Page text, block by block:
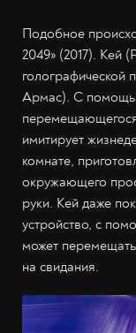
Подобное
2049» (2017). Кей
Армас). С помощью
имитирует
комнате,
окружающего
руки. Кей даже
устройство, с
может
на свидания.